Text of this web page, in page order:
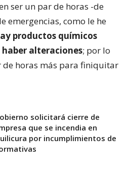
ser un par de horas -de
emergencias, como le he
productos químicos
alteraciones; por lo
de horas más para finiquitar
solicitará cierre de
que se incendia en
por incumplimientos de